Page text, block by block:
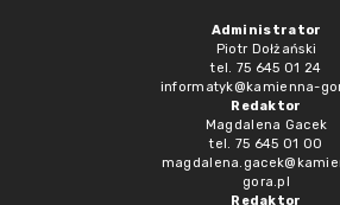
Administrator
Piotr Dołżański
tel. 75 645 01 24
informatyk@kamienna-
Redaktor
Magdalena Gacek
tel. 75 645 01 00
gora.pl
Redaktor